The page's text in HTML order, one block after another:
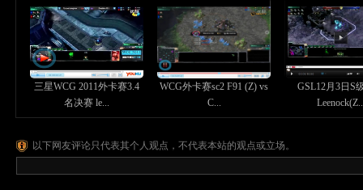
三星WCG 2011外卡赛3.4
名决赛 le...
WCG外卡赛sc2 F91 (Z) vs
C...
GSL12月3日S
以下网友评论只代表其个人观点，不代表本站的观点或立场。